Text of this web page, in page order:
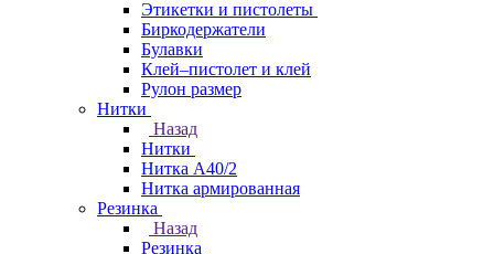
Этикетки и пистолеты
Биркодержатели
Булавки
Клей–пистолет и клей
Рулон размер
Нитки
Назад
Нитки
Нитка А40/2
Нитка армированная
Резинка
Назад
Резинка